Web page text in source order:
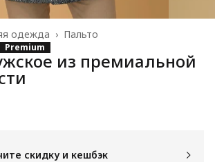
Пальто
одежда ›
Premium
из премиальной
скидку и кешбэк